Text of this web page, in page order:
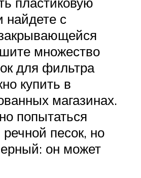
найдете с
множество
для фильтра
купить в
магазинах.
попытаться
песок, но
он может